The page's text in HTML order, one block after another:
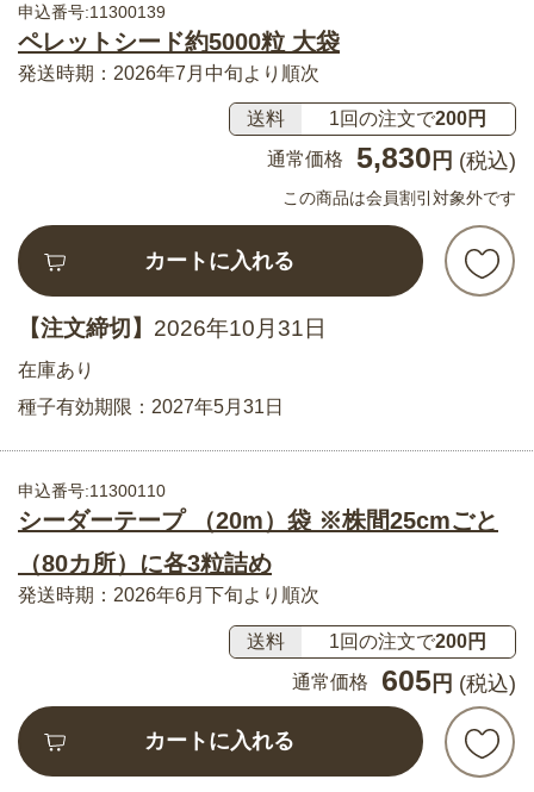
申込番号:11300139
ペレットシード約5000粒 大袋
発送時期：2026年7月中旬より順次
送料 1回の注文で200円
通常価格
5,830 円 (税込)
この商品は会員割引対象外です
カートに入れる
【注文締切】 2026年10月31日
在庫あり
種子有効期限：2027年5月31日
申込番号:11300110
シーダーテープ （20m）袋 ※株間25cmごと
（80カ所）に各3粒詰め
発送時期：2026年6月下旬より順次
送料 1回の注文で200円
通常価格
605 円 (税込)
カートに入れる